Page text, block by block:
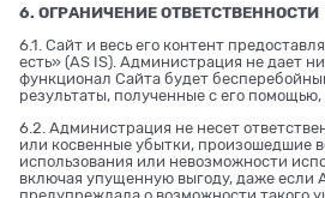
6. ОГРАНИЧЕНИЕ ОТВЕТСТВЕННОСТИ
6.1. Сайт и весь его контент
есть» (AS IS). Администрация не дает
функционал Сайта будет
результаты, полученные с его
6.2. Администрация не несет
или косвенные убытки, произошедшие
использования или невозможности
включая упущенную выгоду, даже если